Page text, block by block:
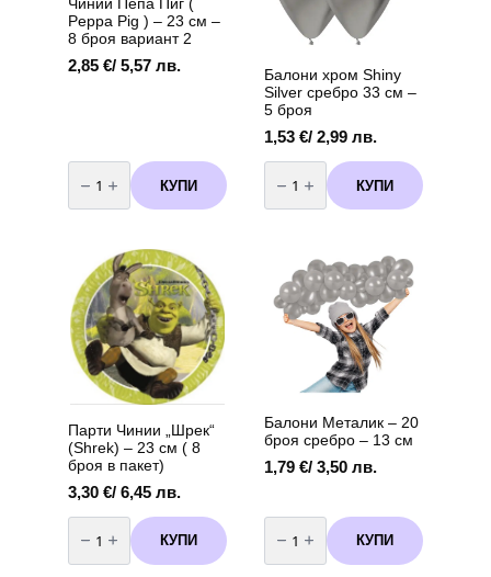
Peppa Pig ) – 23 см –
8 броя вариант 2
2,85 €/ 5,57 лв.
количество
за
Чинии
Пепа
23
см
-
8
броя
вариант
КУПИ
Балони хром Shiny
Silver сребро 33 см –
5 броя
1,53 €/ 2,99 лв.
количество
за
Балони
хром
см
броя
КУПИ
Парти Чинии „Шрек“
(Shrek) – 23 см ( 8
броя в пакет)
3,30 €/ 6,45 лв.
количество
за
Парти
Чинии
КУПИ
Балони Металик – 20
броя сребро – 13 см
1,79 €/ 3,50 лв.
количество
за
Балони
Металик
КУПИ